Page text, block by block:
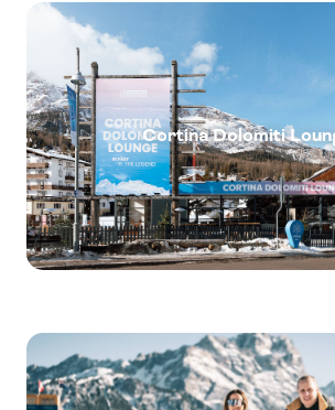
Cortina Dolomiti